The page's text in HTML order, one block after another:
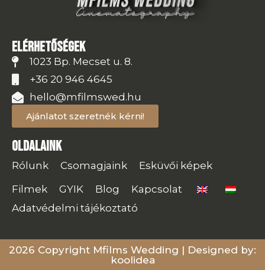
Elérhetőségek
1023 Bp. Mecset u. 8.
+36 20 946 4645
hello@mfilmswed.hu
Ajánlatot szeretnék kérni!
Oldalaink
Rólunk Csomagjaink
Esküvői képek
Filmek
GYIK Blog
Kapcsolat
Adatvédelmi tájékoztató
2026 Copyright Mfilms Wedding | Designed by:
koolidea